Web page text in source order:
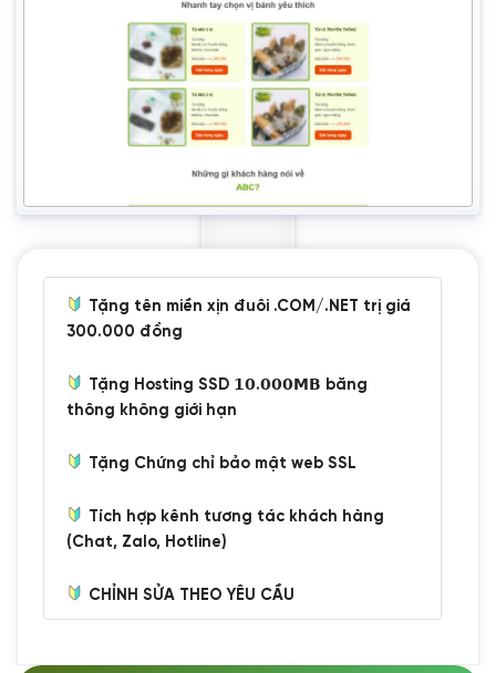
Tặng tên miền xịn đuôi .COM/.NET trị giá
300.000 đồng
Tặng Hosting SSD 𝟭𝟬.𝟬𝟬𝟬𝗠𝗕 băng
thông không giới hạn
Tặng Chứng chỉ bảo mật web SSL
Tích hợp kênh tương tác khách hàng
(Chat, Zalo, Hotline)
CHỈNH SỬA THEO YÊU CẦU